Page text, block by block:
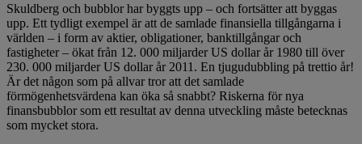
Skuldberg och bubblor har byggts upp – och fortsätter att byggas
upp. Ett tydligt exempel är att de samlade finansiella tillgångarna i
världen – i form av aktier, obligationer, banktillgångar och
fastigheter – ökat från 12. 000 miljarder US dollar år 1980 till över
230. 000 miljarder US dollar år 2011. En tjugudubbling på trettio år!
Är det någon som på allvar tror att det samlade
förmögenhetsvärdena kan öka så snabbt? Riskerna för nya
finansbubblor som ett resultat av denna utveckling måste betecknas
som mycket stora.